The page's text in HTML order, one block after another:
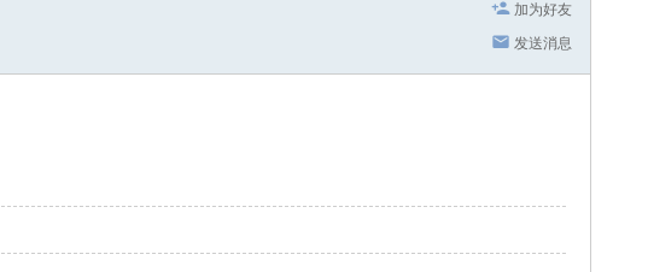
加为好友
发送消息